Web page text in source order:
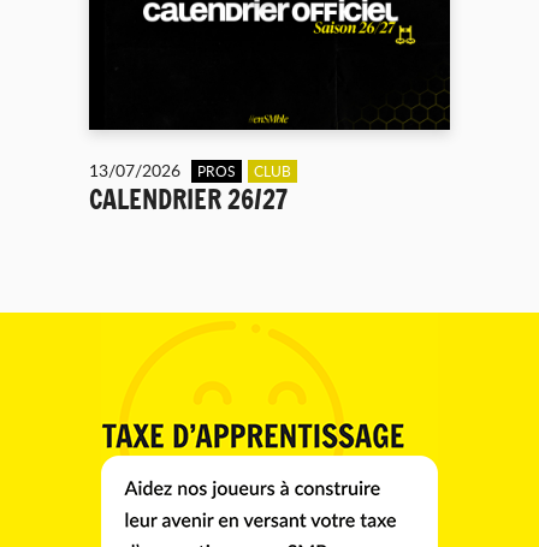
13/07/2026 PROS CLUB
CALENDRIER 26/27